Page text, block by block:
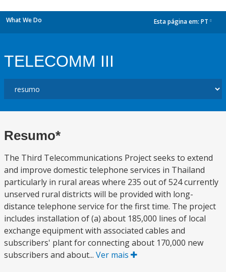
What We Do Esta página em: PT
TELECOMM III
Resumo*
The Third Telecommunications Project seeks to extend
and improve domestic telephone services in Thailand
particularly in rural areas where 235 out of 524 currently
unserved rural districts will be provided with long-
distance telephone service for the first time. The project
includes installation of (a) about 185,000 lines of local
exchange equipment with associated cables and
subscribers' plant for connecting about 170,000 new
subscribers and about... Ver mais